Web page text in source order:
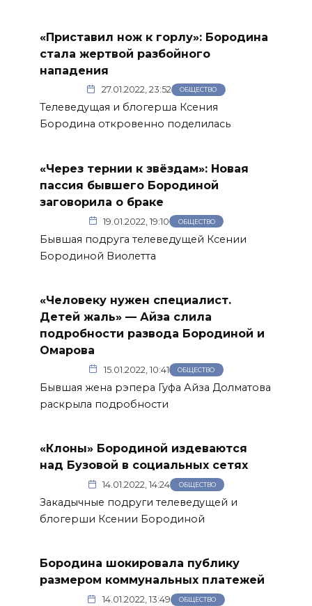
«Приставил нож к горлу»: Бородина
стала жертвой разбойного
нападения
27.01.2022, 23:52 ОБЩЕСТВО
Телеведущая и блогерша Ксения
Бородина откровенно поделилась
«Через тернии к звёздам»: Новая
пассия бывшего Бородиной
заговорила о браке
19.01.2022, 19:10 ОБЩЕСТВО
Бывшая подруга телеведущей Ксении
Бородиной Виолетта
«Человеку нужен специалист.
Детей жаль» — Айза слила
подробности развода Бородиной и
Омарова
15.01.2022, 10:41 ОБЩЕСТВО
Бывшая жена рэпера Гуфа Айза Долматова
раскрыла подробности
«Клоны» Бородиной издеваются
над Бузовой в социальных сетях
14.01.2022, 14:24 ОБЩЕСТВО
Закадычные подруги телеведущей и
блогерши Ксении Бородиной
Бородина шокировала публику
размером коммунальных платежей
14.01.2022, 13:49 ОБЩЕСТВО